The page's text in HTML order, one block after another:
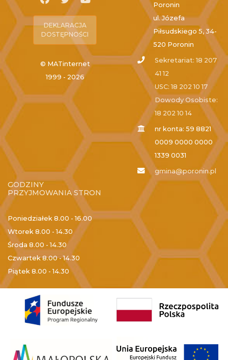
DEKLARACJA
DOSTĘPNOŚCI
© MATinternet
1999 - 2026
Poronin
ul. Józefa
Piłsudskiego 5, 34-
520 Poronin
Sekretariat: 18 207
41 12
USC: 18 202 10 17
Dowody Osobiste:
18 202 10 14
nr konta: 59 8821
0009 0000 0000
1339 0031
gmina@poronin.pl
GODZINY
PRZYJMOWANIA STRON
Poniedziałek 8.00 - 16.00
Wtorek 8.00 - 14.30
Środa 8.00 - 14.30
Czwartek8.00 - 14.30
Piątek 8.00 - 14.30